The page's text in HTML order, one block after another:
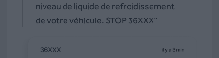
niveau de liquide de refroidissement
de votre véhicule. STOP 36XXX”